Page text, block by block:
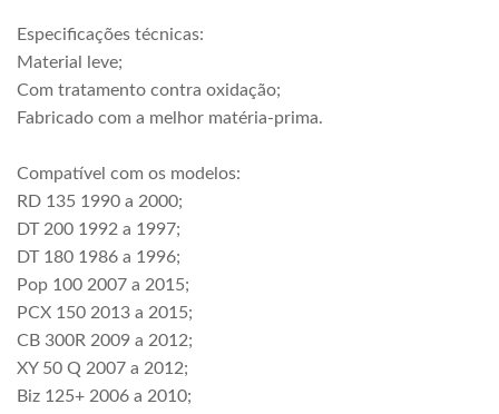
Especificações técnicas:
Material leve;
Com tratamento contra oxidação;
Fabricado com a melhor matéria-prima.
Compatível com os modelos:
RD 135 1990 a 2000;
DT 200 1992 a 1997;
DT 180 1986 a 1996;
Pop 100 2007 a 2015;
PCX 150 2013 a 2015;
CB 300R 2009 a 2012;
XY 50 Q 2007 a 2012;
Biz 125+ 2006 a 2010;